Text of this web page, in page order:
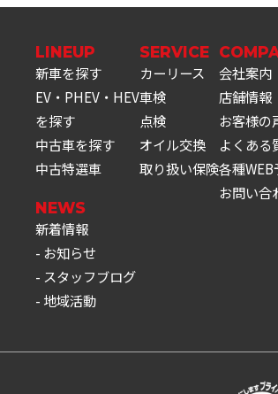
LINEUP
新車を探す
EV・PHEV・HEV
を探す
中古車を探す
中古特選車
NEWS
新着情報
お知らせ
スタッフブログ
地域活動
SERVICE
カーリース
車検
点検
オイル交換
取り扱い保険
会社案内
店舗情報
お客様の
よくある
各種WEB
お問い合